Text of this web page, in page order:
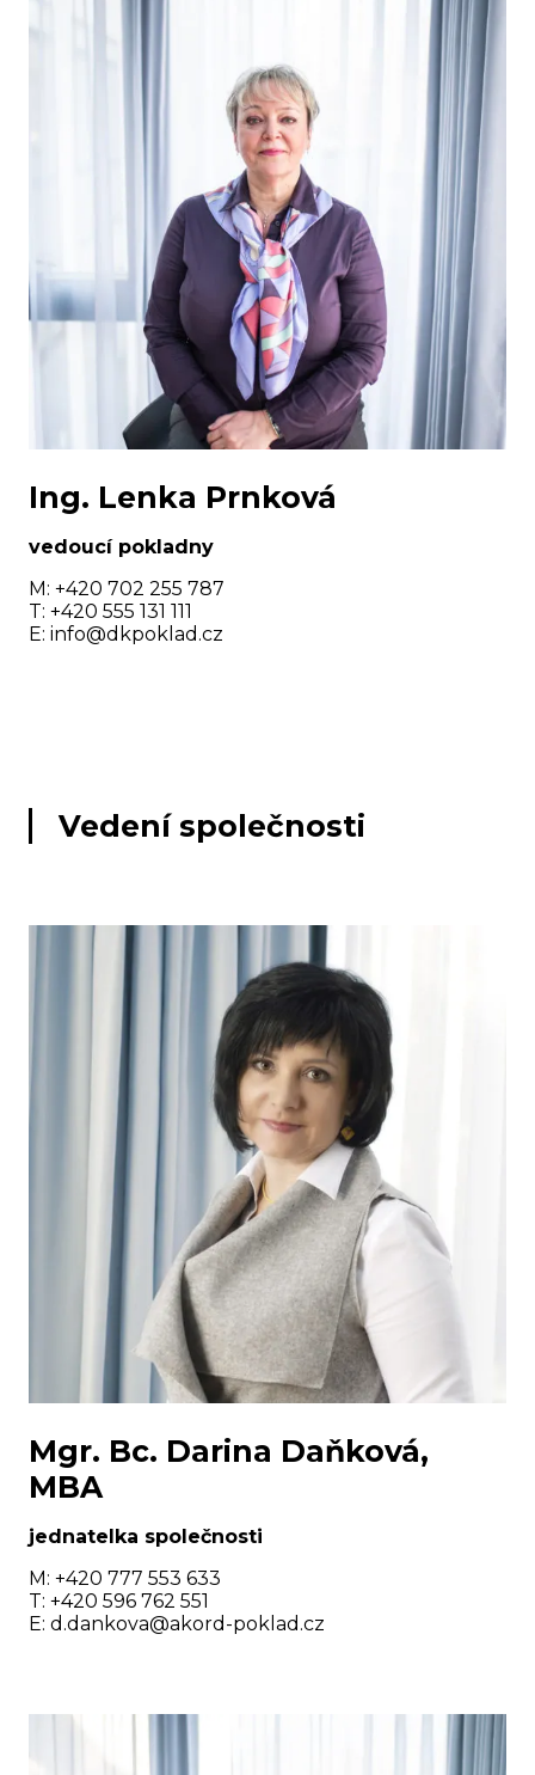
Ing. Lenka Prnková
vedoucí pokladny
M: +420 702 255 787
T: +420 555 131 111
E: info@dkpoklad.cz
Vedení společnosti
Mgr. Bc. Darina Daňková,
MBA
jednatelka společnosti
M: +420 777 553 633
T: +420 596 762 551
E: d.dankova@akord-poklad.cz